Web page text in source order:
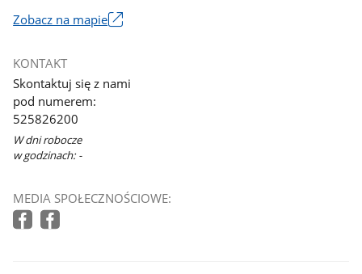
Zobacz na mapie
się
w
nowym
oknie
KONTAKT
Skontaktuj się z nami
pod numerem:
525826200
W dni robocze
w godzinach: -
MEDIA SPOŁECZNOŚCIOWE: